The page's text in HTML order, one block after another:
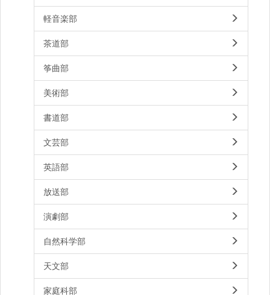
軽音楽部
茶道部
筝曲部
美術部
書道部
文芸部
英語部
放送部
演劇部
自然科学部
天文部
家庭科部